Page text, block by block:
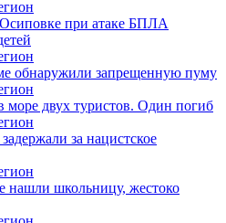
при атаке БПЛА
обнаружили запрещенную пуму
море двух туристов. Один погиб
за нацистское
нашли школьницу, жестоко